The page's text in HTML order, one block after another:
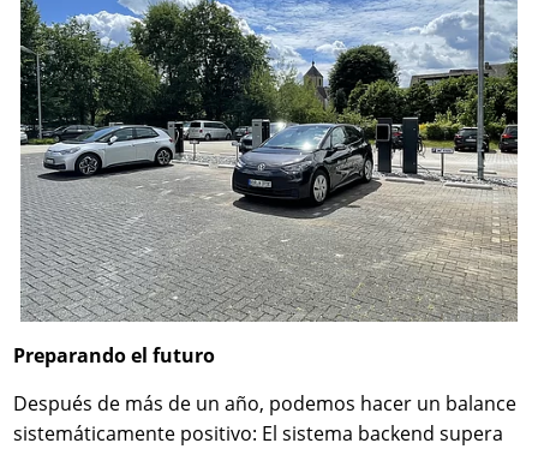
Preparando el futuro
Después de más de un año, podemos hacer un balance
sistemáticamente positivo: El sistema backend supera